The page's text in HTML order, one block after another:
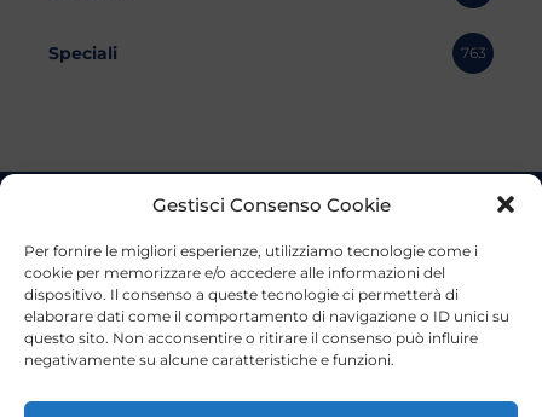
Gestisci Consenso Cookie
Per fornire le migliori esperienze, utilizziamo tecnologie come i
cookie per memorizzare e/o accedere alle informazioni del
dispositivo. Il consenso a queste tecnologie ci permetterà di
elaborare dati come il comportamento di navigazione o ID unici su
questo sito. Non acconsentire o ritirare il consenso può influire
negativamente su alcune caratteristiche e funzioni.
Speciali 763